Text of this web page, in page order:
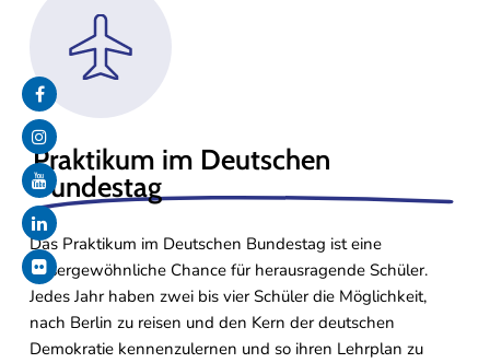
Praktikum im Deutschen
Bundestag
Das Praktikum im Deutschen Bundestag ist eine
außergewöhnliche Chance für herausragende Schüler.
Jedes Jahr haben zwei bis vier Schüler die Möglichkeit,
nach Berlin zu reisen und den Kern der deutschen
Demokratie kennenzulernen und so ihren Lehrplan zu